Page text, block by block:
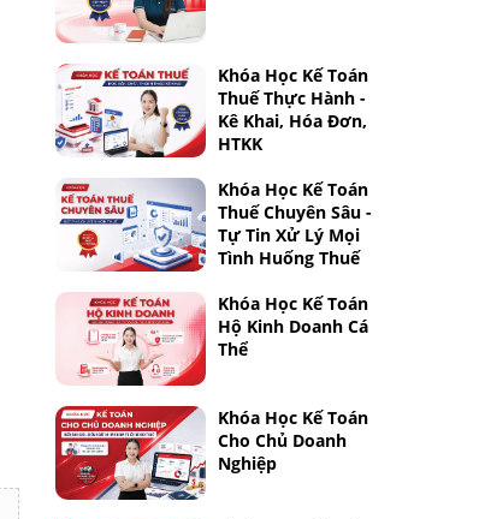
Khóa Học Kế Toán
Thuế Thực Hành -
Kê Khai, Hóa Đơn,
HTKK
Khóa Học Kế Toán
Thuế Chuyên Sâu -
Tự Tin Xử Lý Mọi
Tình Huống Thuế
Khóa Học Kế Toán
Hộ Kinh Doanh Cá
Thể
Khóa Học Kế Toán
Cho Chủ Doanh
Nghiệp